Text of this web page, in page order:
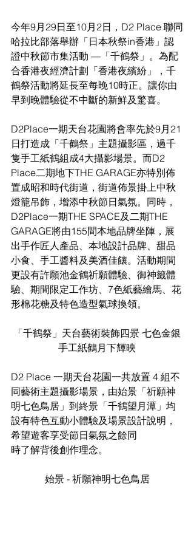
今年9月29日至10月2日，D2 Place 聯同
哈拉比部落舉辦「日本秋祭in香港」認
證中秋節市集活動 —「千鶴祭」。為配
合香港夜經濟計劃「香港夜繽紛」，千
鶴祭活動將延長至每晚10時正。讓你由
早到晚體驗從不中斷的新鮮及驚喜。
D2Place一期天台花園將會率先於9月21
日打造成「千鶴祭」主題攝影區，過千
隻手工紙鶴組成4大攝影場景。而D2
Place二期地下THE GARAGE亦特別佈
置成昭和時代街道，街道佈景掛上中秋
燈籠吊飾，增添中秋節日氣氛。同時，
D2Place一期THE SPACE及二期THE
GARAGE將由155間本地品牌坐陣，展
出手作匠人產品、本地設計品牌、甜品
小食、手工醬料及美酒佳饟。活動期間
更設有許願池金鶴祈願體驗、御神籤體
驗、期間限定工作坊、7色紙藝繪馬、花
形棉花糖及特色造型氣球換領。
「千鶴祭」天台藝術裝飾四景 七色金銀
手工紙鶴月下輝映
D2 Place 一期天台花園一共放置 4 組不
同藝術主題攝影場景，由始景「祈願神
明七色鳥居」到終景「千鶴望月潭」均
設有特色互動小體驗及場景設計說明，
希望遊客享受節日氣氛之餘同
時了解背後創作理念。
始景 - 祈願神明七色鳥居